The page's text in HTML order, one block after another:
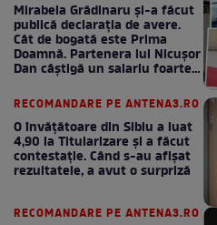
Mirabela Grădinaru și-a făcut
publică declarația de avere.
Cât de bogată este Prima
Doamnă. Partenera lui Nicușor
Dan câștigă un salariu foarte
RECOMANDARE PE ANTENA3.RO
O învățătoare din Sibiu a luat
4,90 la Titularizare și a făcut
contestație. Când s-au afișat
rezultatele, a avut o surpriză
RECOMANDARE PE ANTENA3.RO